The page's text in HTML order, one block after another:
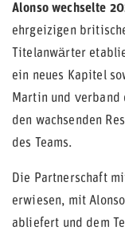
Alonso wechselte
ehrgeizigen
Titelanwärter
ein neues Kapitel
Martin und verband
den wachsenden
des Teams.
Die Partnerschaft
erwiesen, mit
abliefert und dem